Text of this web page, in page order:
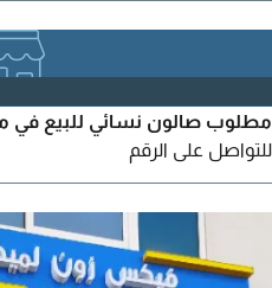
مطلوب صالون نسائي للبيع في
للتواصل على الرقم